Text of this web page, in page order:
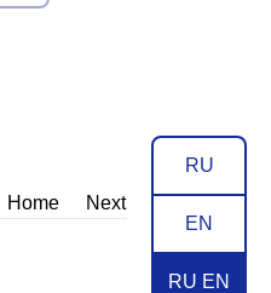
RU
EN
RU EN
Home Next